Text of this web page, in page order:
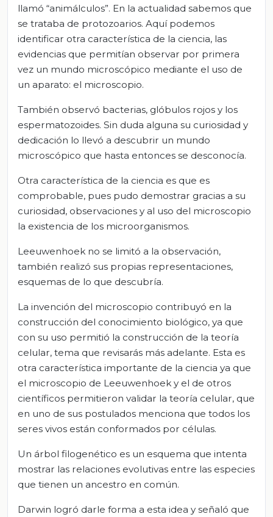
llamó “animálculos”. En la actualidad sabemos que
se trataba de protozoarios. Aquí podemos
identificar otra característica de la ciencia, las
evidencias que permitían observar por primera
vez un mundo microscópico mediante el uso de
un aparato: el microscopio.
También observó bacterias, glóbulos rojos y los
espermatozoides. Sin duda alguna su curiosidad y
dedicación lo llevó a descubrir un mundo
microscópico que hasta entonces se desconocía.
Otra característica de la ciencia es que es
comprobable, pues pudo demostrar gracias a su
curiosidad, observaciones y al uso del microscopio
la existencia de los microorganismos.
Leeuwenhoek no se limitó a la observación,
también realizó sus propias representaciones,
esquemas de lo que descubría.
La invención del microscopio contribuyó en la
construcción del conocimiento biológico, ya que
con su uso permitió la construcción de la teoría
celular, tema que revisarás más adelante. Esta es
otra característica importante de la ciencia ya que
el microscopio de Leeuwenhoek y el de otros
científicos permitieron validar la teoría celular, que
en uno de sus postulados menciona que todos los
seres vivos están conformados por células.
Un árbol filogenético es un esquema que intenta
mostrar las relaciones evolutivas entre las especies
que tienen un ancestro en común.
Darwin logró darle forma a esta idea y señaló que